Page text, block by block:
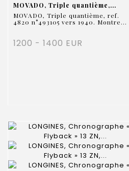
MOVADO, Triple quantième,...
MOVADO, Triple quantième, ref.
4820 n°493105 vers 1940. Montre...
1200 - 1400 EUR